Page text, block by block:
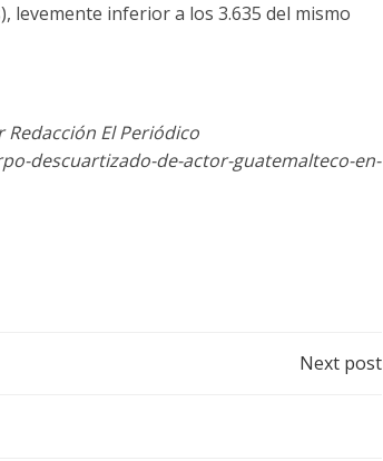
levemente inferior a los 3.635 del mismo
El Periódico
descuartizado-de-actor-guatemalteco-en-
Next post